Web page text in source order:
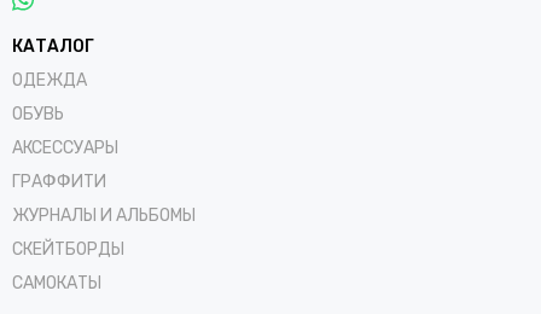
КАТАЛОГ
ОДЕЖДА
ОБУВЬ
АКСЕССУАРЫ
ГРАФФИТИ
ЖУРНАЛЫ И АЛЬБОМЫ
СКЕЙТБОРДЫ
САМОКАТЫ